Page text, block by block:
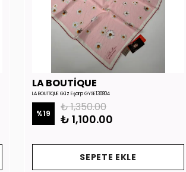
LA BOUTİQUE
LA BOUTİQUE Güz Eşarp GYSE130804
%19 ₺ 1,350.00
₺ 1,100.00
SEPETE EKLE